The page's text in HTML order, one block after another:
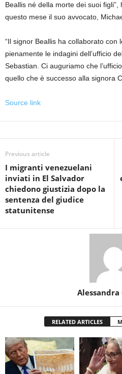
Beallis né della morte dei suoi figli”,
questo mese il suo avvocato,
“Il signor Beallis ha collaborato con
pienamente le indagini dell’ufficio
Sebastian. Ci auguriamo che
quello che è successo alla signora
Source link
Previous article
I migranti venezuelani
inviati in El Salvador
chiedono giustizia dopo la
sentenza del giudice
statunitense
RELATED ARTICLES